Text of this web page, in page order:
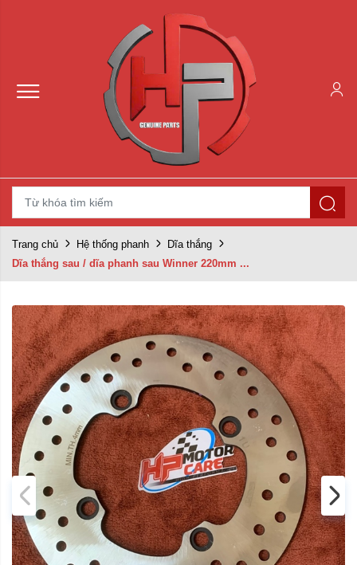
Trang chủ Hệ thống phanh
Dĩa thắng
Dĩa thắng sau / dĩa phanh sau Winner 220mm ...